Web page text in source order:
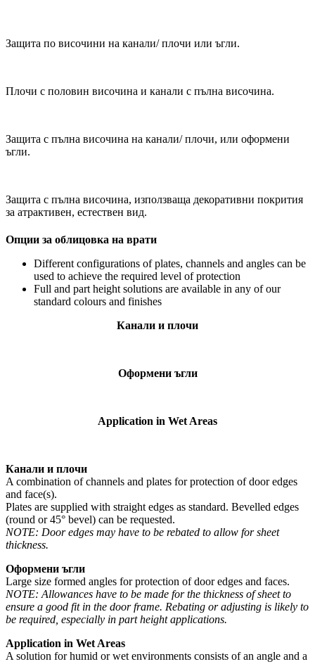
Защита по височини на канали/ плочи или ъгли.
Плочи с половин височина и канали с пълна височина.
Защита с пълна височина на канали/ плочи, или оформени
ъгли.
Защита с пълна височина, използваща декоративни покрития
за атрактивен, естествен вид.
Опции за облицовка на врати
Different configurations of plates, channels and angles can be
used to achieve the required level of protection
Full and part height solutions are available in any of our
standard colours and finishes
Канали и плочи
Оформени ъгли
Application in Wet Areas
Канали и плочи
A combination of channels and plates for protection of door edges
and face(s).
Plates are supplied with straight edges as standard. Bevelled edges
(round or 45° bevel) can be requested.
NOTE: Door edges may have to be rebated to allow for sheet
thickness.
Оформени ъгли
Large size formed angles for protection of door edges and faces.
NOTE: Allowances have to be made for the thickness of sheet to
ensure a good fit in the door frame. Rebating or adjusting is likely to
be required, especially in part height applications.
Application in Wet Areas
A solution for humid or wet environments consists of an angle and a